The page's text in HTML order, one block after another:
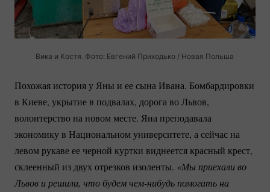
Вика и Костя. Фото: Евгений Приходько / Новая Польша
Похожая история у Яны и ее сына Ивана. Бомбардировки
в Киеве, укрытие в подвалах, дорога во Львов,
волонтерство на новом месте. Яна преподавала
экономику в Национальном университете, а сейчас на
левом рукаве ее черной куртки виднеется красный крест,
склеенный из двух отрезков изоленты. «Мы приехали во
Львов и решили, что будем чем-нибудь помогать на